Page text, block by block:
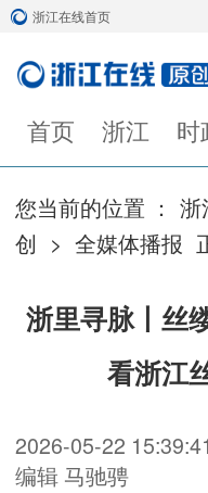
浙江在线首页
首页 浙江 时
您当前的位置 ： 浙
创 > 全媒体播报
浙里寻脉丨丝
看浙江
2026-05-22 15:39:41
编辑 马驰骋